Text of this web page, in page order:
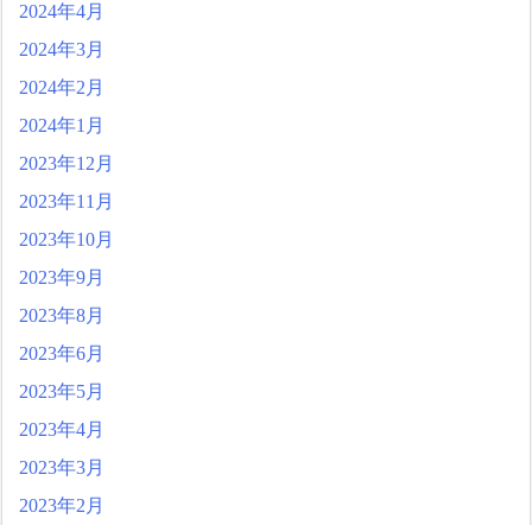
2024年4月
2024年3月
2024年2月
2024年1月
2023年12月
2023年11月
2023年10月
2023年9月
2023年8月
2023年6月
2023年5月
2023年4月
2023年3月
2023年2月